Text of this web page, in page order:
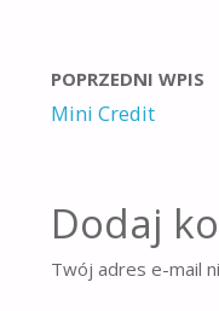
POPRZEDNI WPIS
Mini Credit
Dodaj
Twój adres e-mail